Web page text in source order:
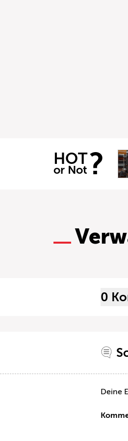
HOT
or Not ?
0
Deine